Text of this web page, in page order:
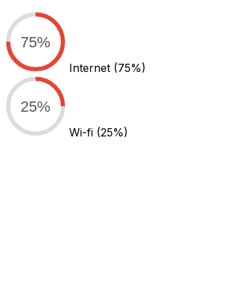
75%
Internet (75%)
25%
Wi-fi (25%)